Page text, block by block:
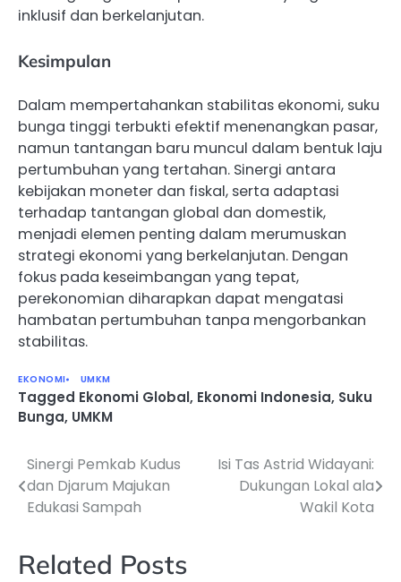
inklusif dan berkelanjutan.
Kesimpulan
Dalam mempertahankan stabilitas ekonomi, suku
bunga tinggi terbukti efektif menenangkan pasar,
namun tantangan baru muncul dalam bentuk laju
pertumbuhan yang tertahan. Sinergi antara
kebijakan moneter dan fiskal, serta adaptasi
terhadap tantangan global dan domestik,
menjadi elemen penting dalam merumuskan
strategi ekonomi yang berkelanjutan. Dengan
fokus pada keseimbangan yang tepat,
perekonomian diharapkan dapat mengatasi
hambatan pertumbuhan tanpa mengorbankan
stabilitas.
EKONOMI UMKM
Tagged Ekonomi Global, Ekonomi Indonesia, Suku
Bunga, UMKM
Navigasi
pos
Sinergi Pemkab Kudus
dan Djarum Majukan
Edukasi Sampah
Isi Tas Astrid Widayani:
Dukungan Lokal ala
Wakil Kota
Related Posts